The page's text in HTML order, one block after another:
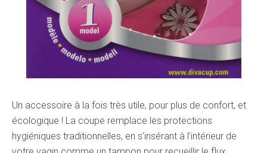
Un accessoire à la fois très utile, pour plus de confort, et
écologique ! La coupe remplace les protections
hygiéniques traditionnelles, en s’insérant à l’intérieur de